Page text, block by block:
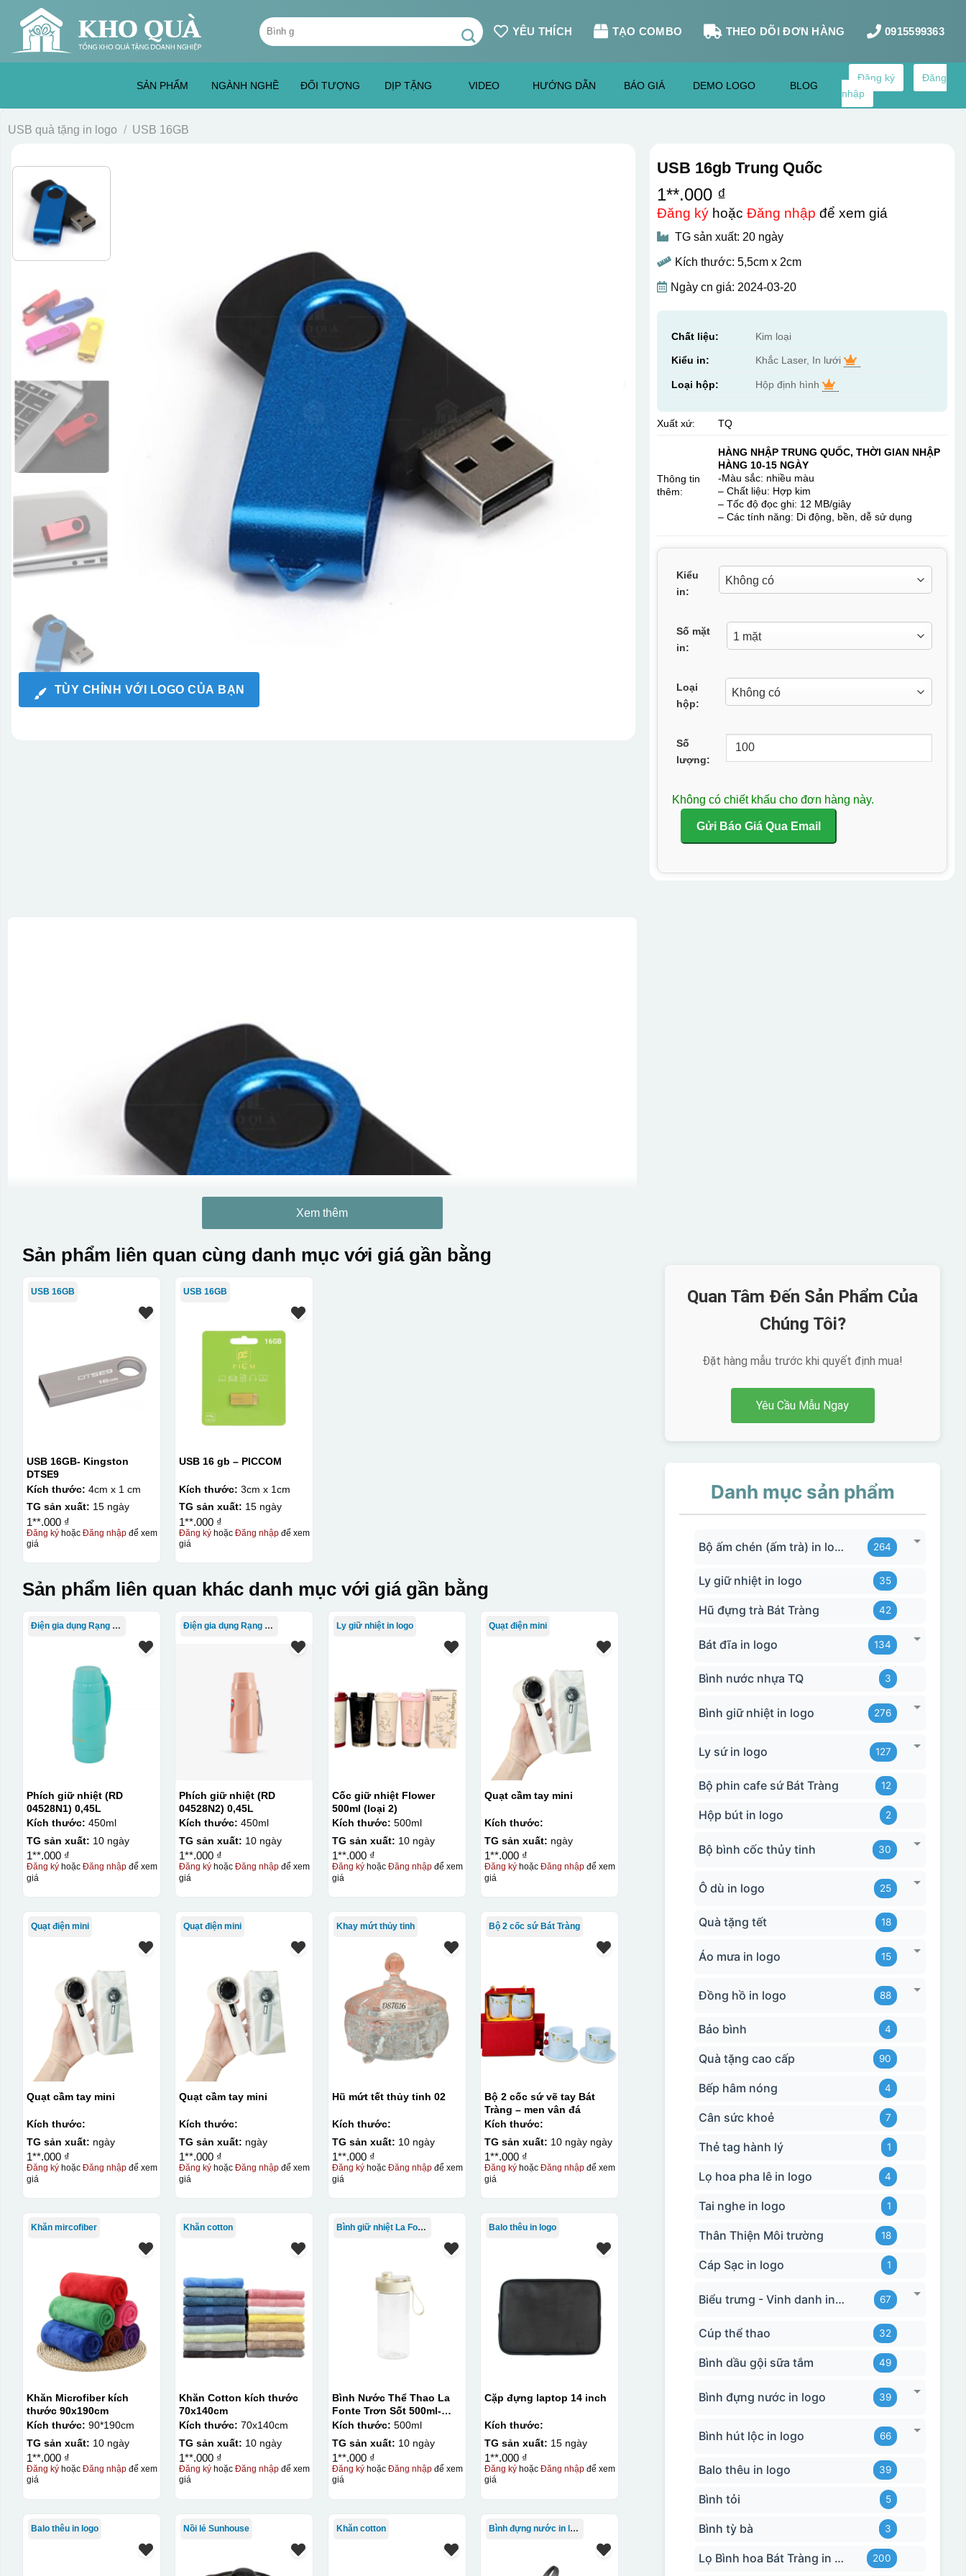
content
Tìm
kiếm:
YÊU THÍCH TẠO COMBO THEO DÕI ĐƠN HÀNG 0915599363
SẢN PHẨM NGÀNH NGHỀ ĐỐI TƯỢNG DỊP TẶNG VIDEO HƯỚNG DẪN BÁO GIÁ DEMO LOGO BLOG
Đăng ký
Đăng
nhập
USB quà tặng in logo / USB 16GB
TÙY CHỈNH VỚI LOGO CỦA BẠN
USB 16gb Trung Quốc
1**.000 ₫
Đăng kýhoặc Đăng nhập để xem giá
TG sản xuất: 20 ngày
Kích thước: 5,5cm x 2cm
Ngày cn giá: 2024-03-20
Chất liệu: Kim loại
Kiểu in: Khắc Laser, In lưới
Loại hộp: Hộp định hình
Xuất xứ: TQ
Thông tin
thêm:
HÀNG NHẬP TRUNG QUỐC, THỜI GIAN NHẬP
HÀNG 10-15 NGÀY
-Màu sắc: nhiều màu
– Chất liệu: Hợp kim
– Tốc độ đọc ghi: 12 MB/giây
– Các tính năng: Di động, bền, dễ sử dụng
Kiểu
in:
Số mặt
in:
Loại
hộp:
Số
lượng:
Không có chiết khấu cho đơn hàng này.
Gửi Báo Giá Qua Email
Xem thêm
Sản phẩm liên quan cùng danh mục với giá gần bằng
USB 16GB
USB 16GB- Kingston
DTSE9
Kích thước: 4cm x 1 cm
TG sản xuất: 15 ngày
1**.000 ₫
Đăng kýhoặc Đăng nhậpđể xem
giá
USB 16GB
USB 16 gb – PICCOM
Kích thước: 3cm x 1cm
TG sản xuất: 15 ngày
1**.000 ₫
Đăng ký hoặcĐăng nhập để xem
giá
Sản phẩm liên quan khác danh mục với giá gần bằng
Điện gia dụng Rạng Đông
Phích giữ nhiệt (RD
04528N1) 0,45L
Kích thước: 450ml
TG sản xuất: 10 ngày
1**.000 ₫
Đăng kýhoặc Đăng nhậpđể xem
giá
Điện gia dụng Rạng Đông
Phích giữ nhiệt (RD
04528N2) 0,45L
Kích thước: 450ml
TG sản xuất: 10 ngày
1**.000 ₫
Đăng ký hoặcĐăng nhập để xem
giá
Ly giữ nhiệt in logo
Cốc giữ nhiệt Flower
500ml (loại 2)
Kích thước: 500ml
TG sản xuất: 10 ngày
1**.000 ₫
Đăng kýhoặc Đăng nhậpđể xem
giá
Quạt điện mini
Quạt cầm tay mini
Kích thước:
TG sản xuất: ngày
1**.000 ₫
Đăng ký hoặcĐăng nhập để xem
giá
Quạt điện mini
Quạt cầm tay mini
Kích thước:
TG sản xuất: ngày
1**.000 ₫
Đăng kýhoặc Đăng nhậpđể xem
giá
Quạt điện mini
Quạt cầm tay mini
Kích thước:
TG sản xuất: ngày
1**.000 ₫
Đăng ký hoặcĐăng nhập để xem
giá
Khay mứt thủy tinh
Hũ mứt tết thủy tinh 02
Kích thước:
TG sản xuất: 10 ngày
1**.000 ₫
Đăng kýhoặc Đăng nhậpđể xem
giá
Bộ 2 cốc sứ Bát Tràng
Bộ 2 cốc sứ vẽ tay Bát
Tràng – men vân đá
Kích thước:
TG sản xuất: 10 ngày ngày
1**.000 ₫
Đăng ký hoặcĐăng nhập để xem
giá
Khăn mircofiber
Khăn Microfiber kích
thước 90x190cm
Kích thước: 90*190cm
TG sản xuất: 10 ngày
1**.000 ₫
Đăng kýhoặc Đăng nhậpđể xem
giá
Khăn cotton
Khăn Cotton kích thước
70x140cm
Kích thước: 70x140cm
TG sản xuất: 10 ngày
1**.000 ₫
Đăng ký hoặcĐăng nhập để xem
giá
Bình giữ nhiệt La Fonte
Bình Nước Thể Thao La
Fonte Trơn Sốt 500ml-
010009
Kích thước: 500ml
TG sản xuất: 10 ngày
1**.000 ₫
Đăng kýhoặc Đăng nhậpđể xem
giá
Balo thêu in logo
Cặp đựng laptop 14 inch
Kích thước:
TG sản xuất: 15 ngày
1**.000 ₫
Đăng ký hoặcĐăng nhập để xem
giá
Balo thêu in logo Nồi lẻ Sunhouse Khăn cotton Bình đựng nước in logo
Quan Tâm Đến Sản Phẩm Của
Chúng Tôi?
Đặt hàng mẫu trước khi quyết định mua!
Yêu Cầu Mẫu Ngay
Danh mục sản phẩm
Bộ ấm chén (ấm trà) in logo 264
Ly giữ nhiệt in logo 35
Hũ đựng trà Bát Tràng 42
Bát đĩa in logo 134
Bình nước nhựa TQ 3
Bình giữ nhiệt in logo 276
Ly sứ in logo 127
Bộ phin cafe sứ Bát Tràng 12
Hộp bút in logo 2
Bộ bình cốc thủy tinh 30
Ô dù in logo 25
Quà tặng tết 18
Áo mưa in logo 15
Đồng hồ in logo 88
Bảo bình 4
Quà tặng cao cấp 90
Bếp hâm nóng 4
Cân sức khoẻ 7
Thẻ tag hành lý 1
Lọ hoa pha lê in logo 4
Tai nghe in logo 1
Thân Thiện Môi trường 18
Cáp Sạc in logo 1
Biểu trưng - Vinh danh in logo 67
Cúp thể thao 32
Bình dầu gội sữa tắm 49
Bình đựng nước in logo 39
Bình hút lộc in logo 66
Balo thêu in logo 39
Bình tỏi 5
Bình tỳ bà 3
Lọ Bình hoa Bát Tràng in logo 200